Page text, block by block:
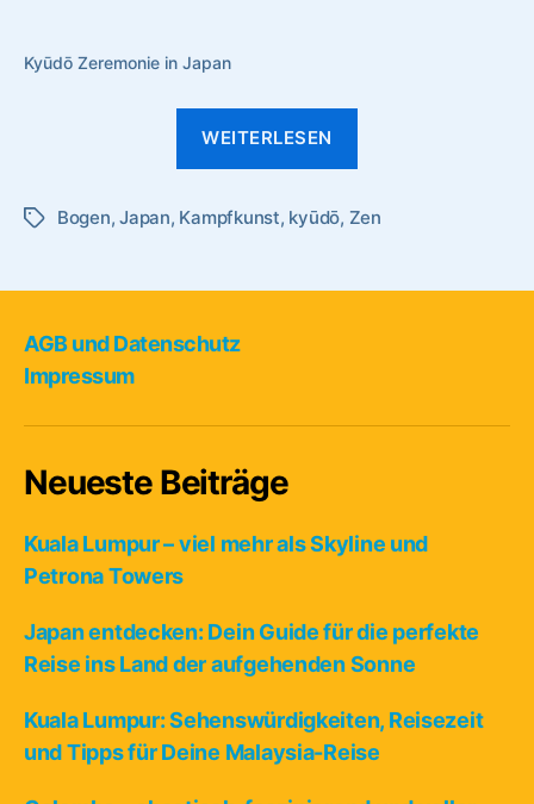
Kyūdō Zeremonie in Japan
WEITERLESEN
als
Schlagwörter
Bogen,Japan, Kampfkunst, kyūdō, Zen
AGB und Datenschutz
Impressum
Neueste Beiträge
Kuala Lumpur – viel mehr als Skyline und
Petrona Towers
Japan entdecken: Dein Guide für die perfekte
Reise ins Land der aufgehenden Sonne
Kuala Lumpur: Sehenswürdigkeiten, Reisezeit
und Tipps für Deine Malaysia-Reise